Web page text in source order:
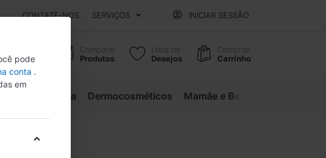
CONTATE-NOS SERVIÇOS INICIAR SESSÃO
Comparar
Produtos
Lista de
Desejos
Compras
Carrinho
Beleza Dermocosméticos Mamãe e Bebê
pode
conta .
em